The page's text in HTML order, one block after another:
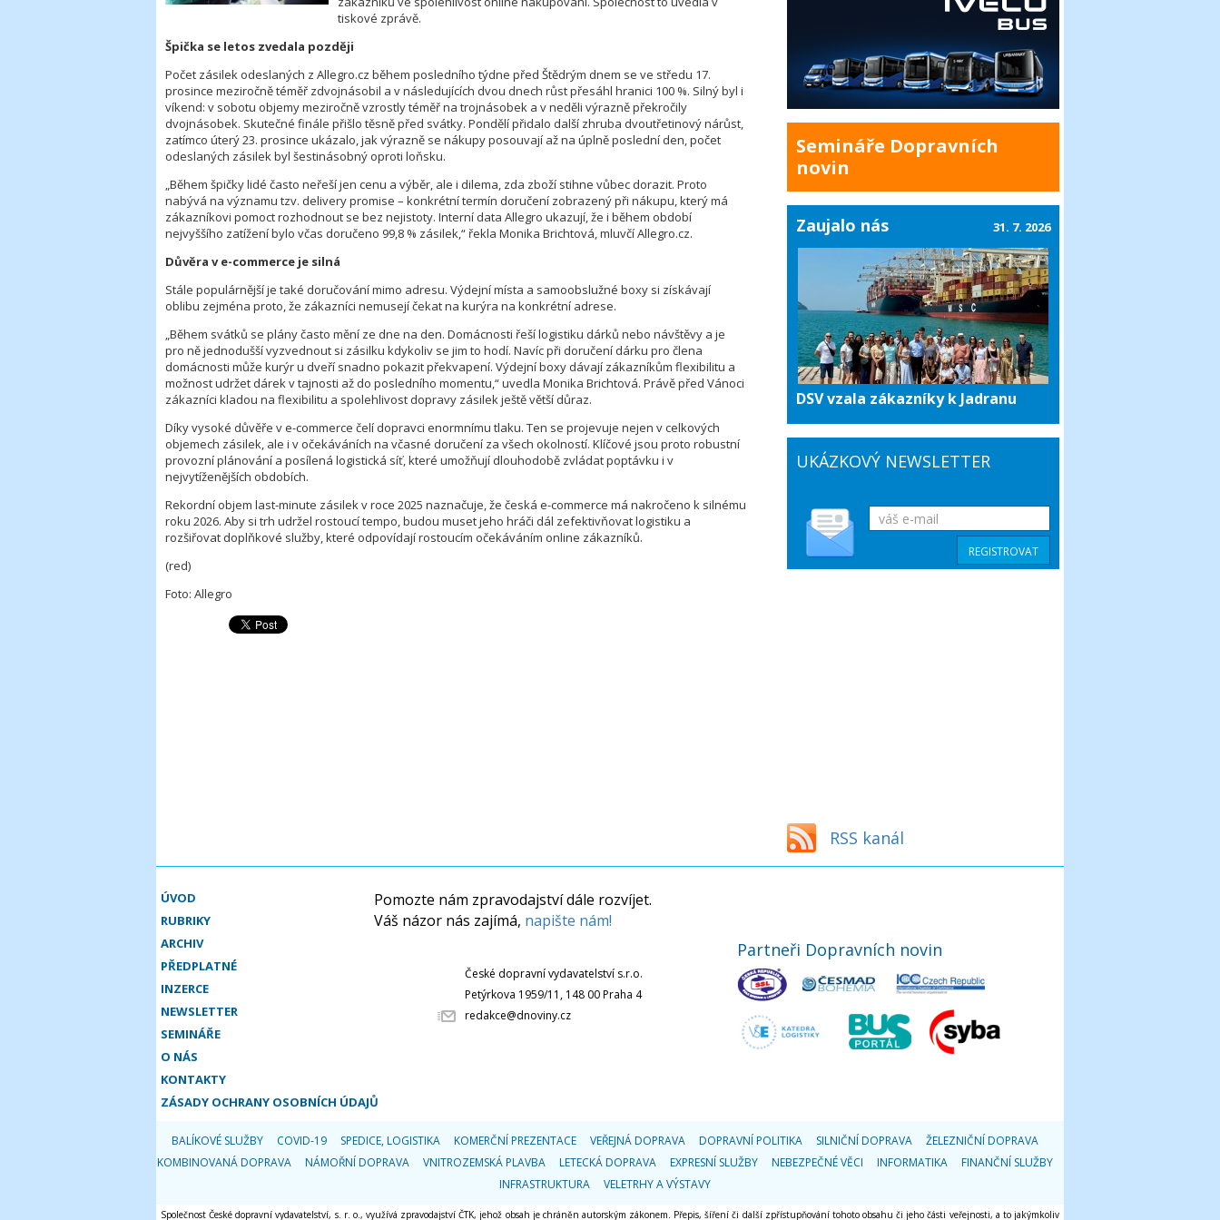
tiskové zprávě.
Špička se letos zvedala později
Počet zásilek odeslaných z Allegro.cz během posledního týdne před Štědrým dnem se ve středu 17.
prosince meziročně téměř zdvojnásobil a v následujících dvou dnech růst přesáhl hranici 100 %. Silný byl i
víkend: v sobotu objemy meziročně vzrostly téměř na trojnásobek a v neděli výrazně překročily
dvojnásobek. Skutečné finále přišlo těsně před svátky. Pondělí přidalo další zhruba dvoutřetinový nárůst,
zatímco úterý 23. prosince ukázalo, jak výrazně se nákupy posouvají až na úplně poslední den, počet
odeslaných zásilek byl šestinásobný oproti loňsku.
„Během špičky lidé často neřeší jen cenu a výběr, ale i dilema, zda zboží stihne vůbec dorazit. Proto
nabývá na významu tzv. delivery promise – konkrétní termín doručení zobrazený při nákupu, který má
zákazníkovi pomoct rozhodnout se bez nejistoty. Interní data Allegro ukazují, že i během období
nejvyššího zatížení bylo včas doručeno 99,8 % zásilek,“ řekla Monika Brichtová, mluvčí Allegro.cz.
Důvěra v e-commerce je silná
Stále populárnější je také doručování mimo adresu. Výdejní místa a samoobslužné boxy si získávají
oblibu zejména proto, že zákazníci nemusejí čekat na kurýra na konkrétní adrese.
„Během svátků se plány často mění ze dne na den. Domácnosti řeší logistiku dárků nebo návštěvy a je
pro ně jednodušší vyzvednout si zásilku kdykoliv se jim to hodí. Navíc při doručení dárku pro člena
domácnosti může kurýr u dveří snadno pokazit překvapení. Výdejní boxy dávají zákazníkům flexibilitu a
možnost udržet dárek v tajnosti až do posledního momentu,“ uvedla Monika Brichtová. Právě před Vánoci
zákazníci kladou na flexibilitu a spolehlivost dopravy zásilek ještě větší důraz.
Díky vysoké důvěře v e-commerce čelí dopravci enormnímu tlaku. Ten se projevuje nejen v celkových
objemech zásilek, ale i v očekáváních na včasné doručení za všech okolností. Klíčové jsou proto robustní
provozní plánování a posílená logistická síť, které umožňují dlouhodobě zvládat poptávku i v
nejvytíženějších obdobích.
Rekordní objem last-minute zásilek v roce 2025 naznačuje, že česká e-commerce má nakročeno k silnému
roku 2026. Aby si trh udržel rostoucí tempo, budou muset jeho hráči dál zefektivňovat logistiku a
rozšiřovat doplňkové služby, které odpovídají rostoucím očekáváním online zákazníků.
(red)
Foto: Allegro
Semináře Dopravních
novin
Zaujalo nás
DSV vzala zákazníky k Jadranu
31. 7. 2026
UKÁZKOVÝ NEWSLETTER
RSS kanál
ÚVOD
RUBRIKY
ARCHIV
PŘEDPLATNÉ
INZERCE
NEWSLETTER
SEMINÁŘE
O NÁS
KONTAKTY
ZÁSADY OCHRANY OSOBNÍCH ÚDAJŮ
Pomozte nám zpravodajství dále rozvíjet.
Váš názor nás zajímá, napište nám!
České dopravní vydavatelství s.r.o.
Petýrkova 1959/11, 148 00 Praha 4
redakce@dnoviny.cz
Partneři Dopravních novin
BALÍKOVÉ SLUŽBY COVID-19 SPEDICE, LOGISTIKA KOMERČNÍ PREZENTACE VEŘEJNÁ DOPRAVA DOPRAVNÍ POLITIKA SILNIČNÍ DOPRAVA
ŽELEZNIČNÍ DOPRAVA
KOMBINOVANÁ DOPRAVA
NÁMOŘNÍ DOPRAVA VNITROZEMSKÁ PLAVBA LETECKÁ DOPRAVA EXPRESNÍ SLUŽBY NEBEZPEČNÉ VĚCI INFORMATIKA
FINANČNÍ SLUŽBY
INFRASTRUKTURA
VELETRHY A VÝSTAVY
Společnost České dopravní vydavatelství, s. r. o., využívá zpravodajství ČTK, jehož obsah je chráněn autorským zákonem. Přepis, šíření či další zpřístupňování tohoto obsahu či jeho části veřejnosti, a to jakýmkoliv